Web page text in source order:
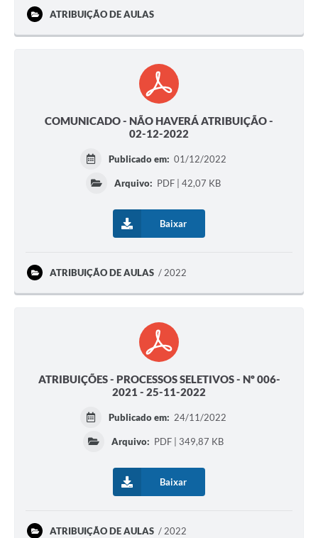
ATRIBUIÇÃO DE AULAS
COMUNICADO - NÃO HAVERÁ ATRIBUIÇÃO -
02-12-2022
Publicado em: 01/12/2022
Arquivo: PDF | 42,07 KB
Baixar
ATRIBUIÇÃO DE AULAS 2022
ATRIBUIÇÕES - PROCESSOS SELETIVOS - Nº 006-
2021 - 25-11-2022
Publicado em: 24/11/2022
Arquivo: PDF | 349,87 KB
Baixar
ATRIBUIÇÃO DE AULAS 2022